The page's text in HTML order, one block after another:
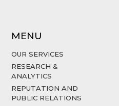
MENU
OUR SERVICES
RESEARCH &
ANALYTICS
REPUTATION AND
PUBLIC RELATIONS